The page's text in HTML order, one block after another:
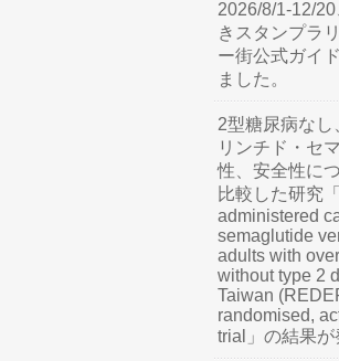
2026/8/1-12/
きスタンプラ
ー街公式ガイ
ました。
2型糖尿病なし
リンチド・セ
性、安全性に
比較した研究
administered
semaglutide
adults with
without type 2
Taiwan
randomised,
trial」の結果が